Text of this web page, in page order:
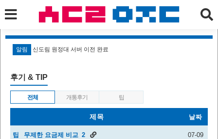
알림 신도림 원정대 서버 이전 완료
후기 & TIP
전체 개통후기 팁
제목 날짜
팁 무제한 요금제 비교 2 07-09